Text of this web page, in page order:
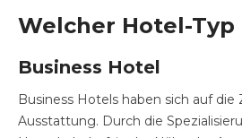
Welcher Hotel-
Business Hotel
Business Hotels haben sich auf
Ausstattung. Durch die